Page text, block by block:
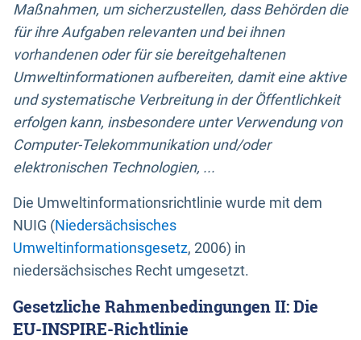
Maßnahmen, um sicherzustellen, dass Behörden die
für ihre Aufgaben relevanten und bei ihnen
vorhandenen oder für sie bereitgehaltenen
Umweltinformationen aufbereiten, damit eine aktive
und systematische Verbreitung in der Öffentlichkeit
erfolgen kann, insbesondere unter Verwendung von
Computer-Telekommunikation und/oder
elektronischen Technologien, ...
Die Umweltinformationsrichtlinie wurde mit dem
NUIG (Niedersächsisches
Umweltinformationsgesetz, 2006) in
niedersächsisches Recht umgesetzt.
Gesetzliche Rahmenbedingungen II: Die
EU-INSPIRE-Richtlinie